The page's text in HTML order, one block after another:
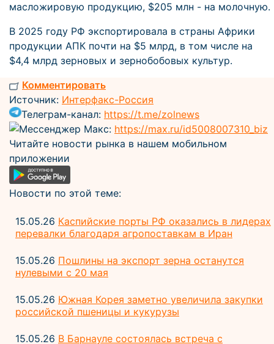
масложировую продукцию, $205 млн - на молочную.
В 2025 году РФ экспортировала в страны Африки
продукции АПК почти на $5 млрд, в том числе на
$4,4 млрд зерновых и зернобобовых культур.
Комментировать
Источник: Интерфакс-Россия
Телеграм-канал: https://t.me/zolnews
Мессенджер Макс: https://max.ru/id5008007310_biz
Читайте новости рынка в нашем мобильном
приложении
Новости по этой теме:
15.05.26 Каспийские порты РФ оказались в лидерах
перевалки благодаря агропоставкам в Иран
15.05.26 Пошлины на экспорт зерна останутся
нулевыми с 20 мая
15.05.26 Южная Корея заметно увеличила закупки
российской пшеницы и кукурузы
15.05.26 В Барнауле состоялась встреча с